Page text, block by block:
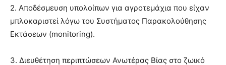
2. Αποδέσμευση υπολοίπων για αγροτεμάχια που είχαν
μπλοκαριστεί λόγω του Συστήματος Παρακολούθησης
Εκτάσεων (monitoring).
3. Διευθέτηση περιπτώσεων Ανωτέρας Βίας στο ζωικό